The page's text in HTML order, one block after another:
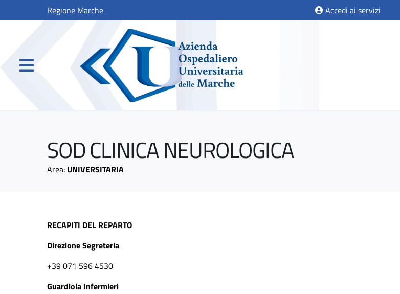
Regione Marche Accedi ai servizi
SOD CLINICA NEUROLOGICA
Area: UNIVERSITARIA
RECAPITI DEL REPARTO
Direzione Segreteria
+39 071 596 4530
Guardiola Infermieri